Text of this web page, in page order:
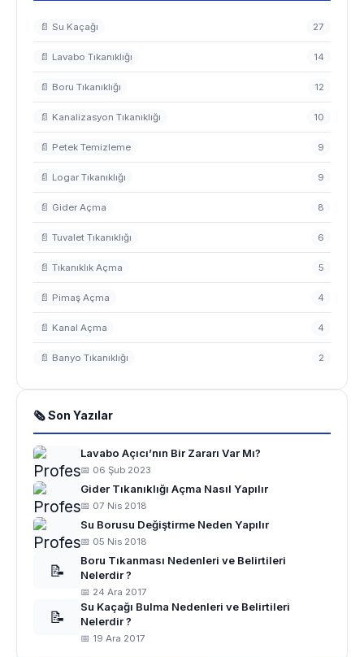
📄 Su Kaçağı 27
📄 Lavabo Tıkanıklığı 14
📄 Boru Tıkanıklığı 12
📄 Kanalizasyon Tıkanıklığı 10
📄 Petek Temizleme 9
📄 Logar Tıkanıklığı 9
📄 Gider Açma 8
📄 Tuvalet Tıkanıklığı 6
📄 Tıkanıklık Açma 5
📄 Pimaş Açma 4
📄 Kanal Açma 4
📄 Banyo Tıkanıklığı 2
🗞 Son Yazılar
Lavabo Açıcı’nın Bir Zararı Var Mı?
📅 06 Şub 2023
Gider Tıkanıklığı Açma Nasıl Yapılır
📅 07 Nis 2018
Su Borusu Değiştirme Neden Yapılır
📅 05 Nis 2018
📝
Boru Tıkanması Nedenleri ve Belirtileri
Nelerdir ?
📅 24 Ara 2017
📝
Su Kaçağı Bulma Nedenleri ve Belirtileri
Nelerdir ?
📅 19 Ara 2017